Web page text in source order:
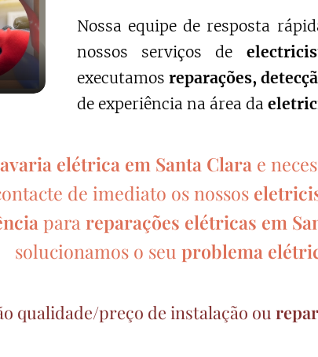
Nossa equipe de resposta
nossos serviços de
executamos reparações,
de experiência na área da
avaria elétrica em Santa Clara e
de imediato os nossos
para reparações elétricas em
solucionamos o seu problema
qualidade/preço de instalação ou